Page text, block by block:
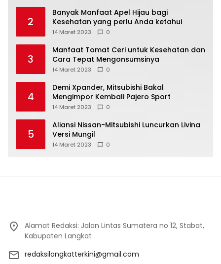
2
Banyak Manfaat Apel Hijau bagi
Kesehatan yang perlu Anda ketahui
14 Maret 2023 0
3
Manfaat Tomat Ceri untuk Kesehatan dan
Cara Tepat Mengonsumsinya
14 Maret 2023 0
4
Demi Xpander, Mitsubishi Bakal
Mengimpor Kembali Pajero Sport
14 Maret 2023 0
5
Aliansi Nissan-Mitsubishi Luncurkan Livina
Versi Mungil
14 Maret 2023 0
Alamat Redaksi: Jalan Lintas Sumatera no 12, Stabat,
Kabupaten Langkat
redaksilangkatterkini@gmail.com